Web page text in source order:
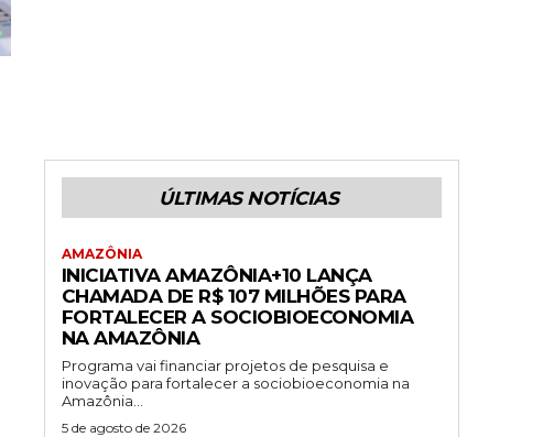
ÚLTIMAS NOTÍCIAS
AMAZÔNIA
INICIATIVA AMAZÔNIA+10 LANÇA
CHAMADA DE R$ 107 MILHÕES PARA
FORTALECER A SOCIOBIOECONOMIA
NA AMAZÔNIA
Programa vai financiar projetos de pesquisa e
inovação para fortalecer a sociobioeconomia na
Amazônia...
5 de agosto de 2026